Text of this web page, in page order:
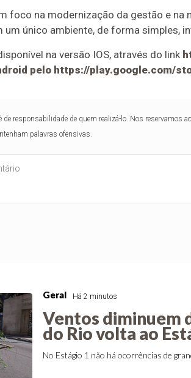
foco na modernização da gestão e na
único ambiente, de forma simples,
na versão IOS, através do link
pelo https://play.google.com/
de responsabilidade de quem realizá-lo. Nos reservamos
palavras ofensivas.
Geral Há 2 minutos
Ventos diminuem
do Rio volta ao
No Estágio 1 não há ocorrências de